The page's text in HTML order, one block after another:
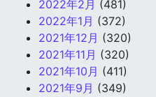
2022年2月 (481)
2022年1月 (372)
2021年12月 (320)
2021年11月 (320)
2021年10月 (411)
2021年9月 (349)